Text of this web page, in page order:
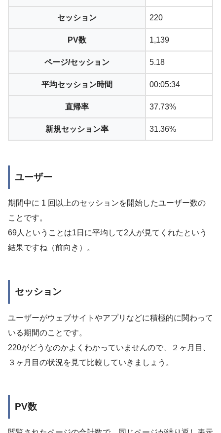
セッション 220
PV数 1,139
ページ/セッション 5.18
平均セッション時間 00:05:34
直帰率 37.73%
新規セッション率 31.36%
ユーザー
期間中に 1 回以上のセッションを開始したユーザー数の
ことです。
69人ということは1日に平均して2人が見てくれたという
結果ですね（前向き）。
セッション
ユーザーがウェブサイトやアプリなどに積極的に関わって
いる期間のことです。
220がどうなのかよくわかっていませんので、２ヶ月目、
３ヶ月目の状況を見て比較していきましょう。
PV数